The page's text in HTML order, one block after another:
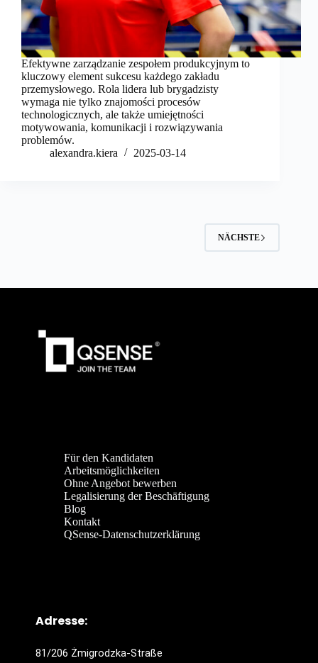
Efektywne zarządzanie zespołem produkcyjnym to
kluczowy element sukcesu każdego zakładu
przemysłowego. Rola lidera lub brygadzisty
wymaga nie tylko znajomości procesów
technologicznych, ale także umiejętności
motywowania, komunikacji i rozwiązywania
problemów.
alexandra.kiera
2025-03-14
NÄCHSTE
Für den Kandidaten
Arbeitsmöglichkeiten
Ohne Angebot bewerben
Legalisierung der Beschäftigung
Blog
Kontakt
QSense-Datenschutzerklärung
Adresse:
81/206 Żmigrodzka-Straße